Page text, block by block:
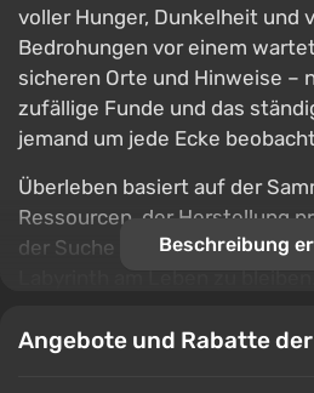
voller Hunger, Dunkelheit und
Bedrohungen vor einem
sicheren Orte und Hinweise –
zufällige Funde und das
jemand um jede Ecke
Überleben basiert auf der
Ressourcen, der Herstellung
der Suche nach Wegen, um
Werkzeuge zur Verteidigung,
Beschreibung
Angebote und Rabatte